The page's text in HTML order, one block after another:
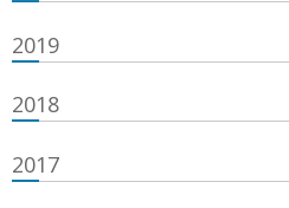
2019
2018
2017